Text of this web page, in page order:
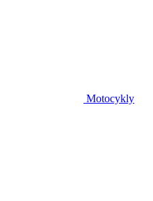
Motocykly